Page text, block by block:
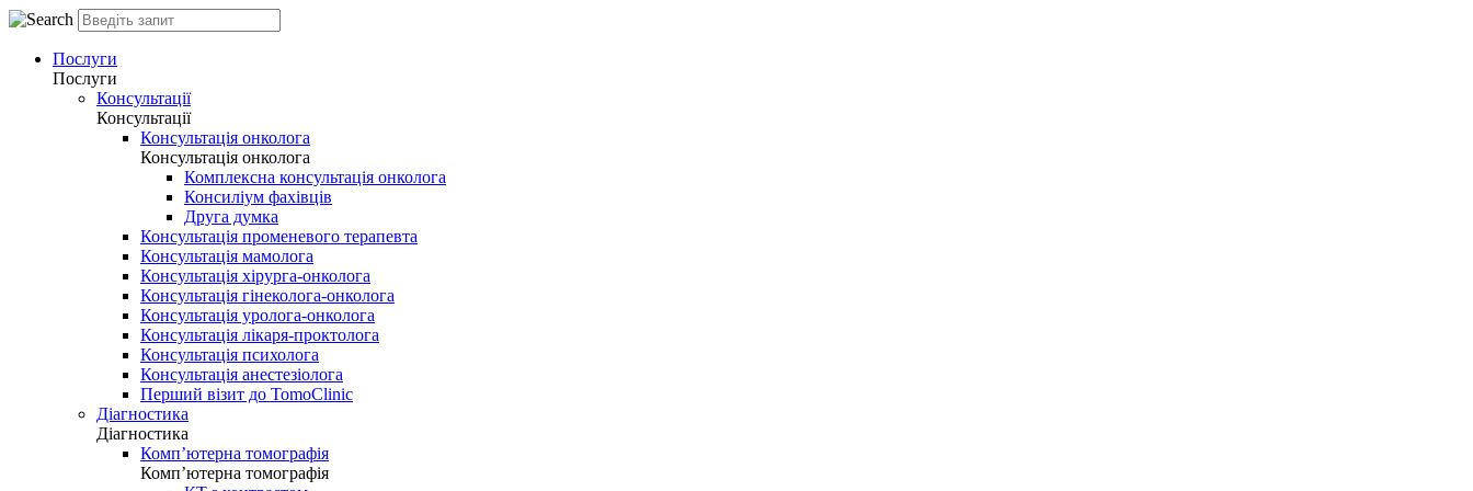
Послуги
Послуги
Консультації
Консультації
Консультація онколога
Консультація онколога
Комплексна консультація онколога
Консиліум фахівців
Друга думка
Консультація променевого терапевта
Консультація мамолога
Консультація хірурга-онколога
Консультація гінеколога-онколога
Консультація уролога-онколога
Консультація лікаря-проктолога
Консультація психолога
Консультація анестезіолога
Перший візит до TomoClinic
Діагностика
Діагностика
Комп’ютерна томографія
Комп’ютерна томографія